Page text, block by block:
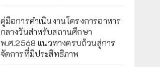
คู่มือการดำเนินงานโครงการอาหาร
กลางวันสำหรับสถานศึกษา
พ.ศ.2568 แนวทางครบถ้วนสู่การ
จัดการที่มีประสิทธิภาพ